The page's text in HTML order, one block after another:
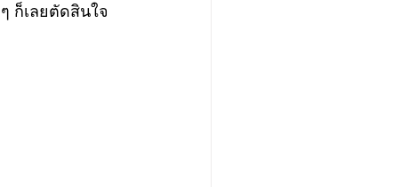
ก็เลยตัดสินใจ